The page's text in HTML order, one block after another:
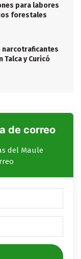
para labores
forestales
narcotraficantes
Talca y Curicó
de correo
del Maule